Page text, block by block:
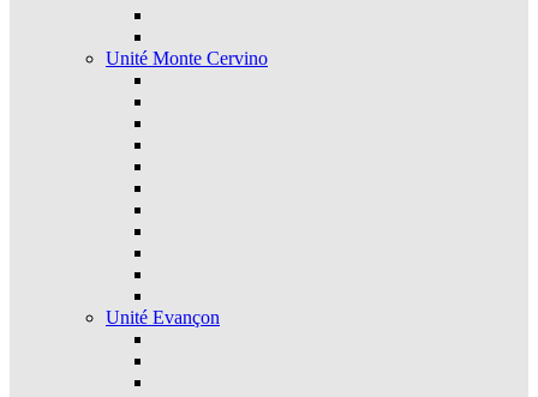
Unité Monte Cervino
Unité Evançon